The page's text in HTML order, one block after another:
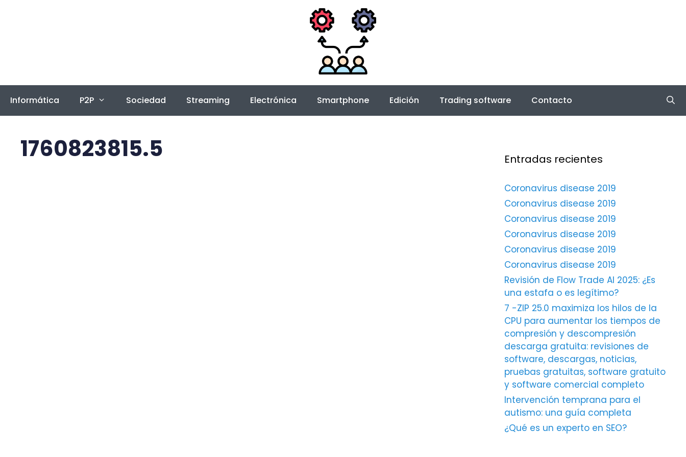
Informática P2P Sociedad Streaming Electrónica Smartphone Edición Trading software Contacto
1760823815.5 Entradas recientes
Coronavirus disease 2019
Coronavirus disease 2019
Coronavirus disease 2019
Coronavirus disease 2019
Coronavirus disease 2019
Coronavirus disease 2019
Revisión de Flow Trade AI 2025: ¿Es
una estafa o es legítimo?
7 -ZIP 25.0 maximiza los hilos de la
CPU para aumentar los tiempos de
compresión y descompresión
descarga gratuita: revisiones de
software, descargas, noticias,
pruebas gratuitas, software gratuito
y software comercial completo
Intervención temprana para el
autismo: una guía completa
¿Qué es un experto en SEO?